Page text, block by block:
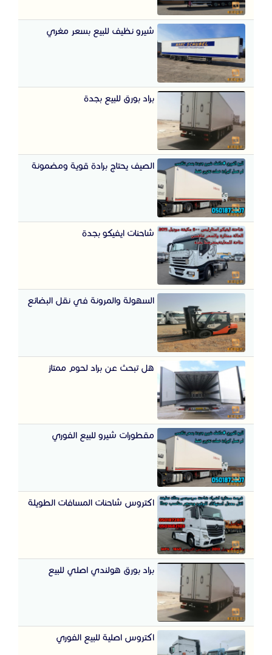
شيرو نظيف للبيع بسعر مغري
براد بورق للبيع بجدة
الصيف يحتاج برادة قوية ومضمونة
شاحنات ايفيكو بجدة
السهولة والمرونة في نقل البضائع
هل تبحث عن براد لحوم ممتاز
مقطورات شيرو للبيع الفوري
اكتروس شاحنات المسافات الطويلة
براد بورق هولندي اصلي للبيع
اكتروس اصلية للبيع الفوري